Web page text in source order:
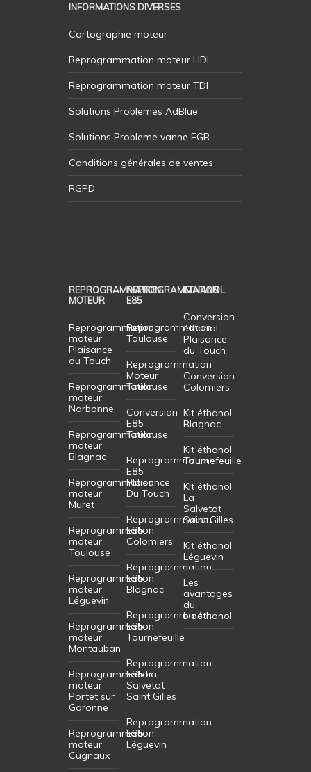
INFORMATIONS DIVERSES
Cartographie moteur
Reprogrammation moteur HDI
Reprogrammation moteur TDI
Solutions Problemes AdBlue
Solutions Probleme vanne EGR
Conditions générales de ventes
RGPD
REPROGRAMMATION
MOTEUR
Reprogrammation
moteur
Plaisance
du Touch
Reprogrammation
moteur
Narbonne
Reprogrammation
moteur
Blagnac
Reprogrammation
moteur
Muret
Reprogrammation
moteur
Toulouse
Reprogrammation
moteur
Léguevin
Reprogrammation
moteur
Montauban
Reprogrammation
moteur
Portet sur
Garonne
Reprogrammation
moteur
Cugnaux
REPROGRAMMATION
E85
Reprogrammation
Toulouse
Reprogrammation
Moteur
Toulouse
Conversion
E85
Toulouse
Reprogrammation
E85
Plaisance
Du Touch
Reprogrammation
E85
Colomiers
Reprogrammation
E85
Blagnac
Reprogrammation
E85
Tournefeuille
Reprogrammation
E85 La
Salvetat
Saint Gilles
Reprogrammation
E85
Léguevin
ETHANOL
Conversion
éthanol
Plaisance
du Touch
Conversion
Colomiers
Kit éthanol
Blagnac
Kit éthanol
Tournefeuille
Kit éthanol
La
Salvetat
Saint Gilles
Kit éthanol
Léguevin
Les
avantages
du
bioéthanol